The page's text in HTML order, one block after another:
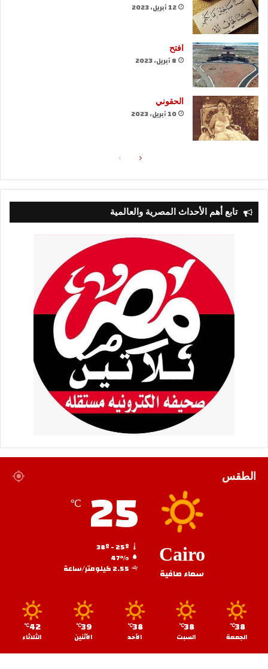
12 أبريل، 2023
افتح
8 أبريل، 2023
الحقوني
10 أبريل، 2023
الصفحةالصفحة
تابع أهم الأحداث المصرية والعالمية
الطقس
Cairo
سماء صافية
25
℃
47%
2.55 كيلومتر/ساعة
38
℃
الجمعة
38
℃
السبت
38
℃
الأحد
39
℃
الأثنين
42
℃
الثلاثاء